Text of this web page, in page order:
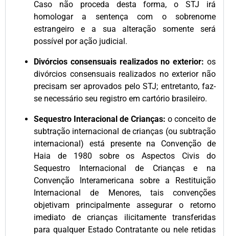
Caso não proceda desta forma, o STJ irá
homologar a sentença com o sobrenome
estrangeiro e a sua alteração somente será
possível por ação judicial.
Divórcios consensuais realizados no exterior: os
divórcios consensuais realizados no exterior não
precisam ser aprovados pelo STJ; entretanto, faz-
se necessário seu registro em cartório brasileiro.
Sequestro Interacional de Crianças: o conceito de
subtração internacional de crianças (ou subtração
internacional) está presente na Convenção de
Haia de 1980 sobre os Aspectos Civis do
Sequestro Internacional de Crianças e na
Convenção Interamericana sobre a Restituição
Internacional de Menores, tais convenções
objetivam principalmente assegurar o retorno
imediato de crianças ilicitamente transferidas
para qualquer Estado Contratante ou nele retidas